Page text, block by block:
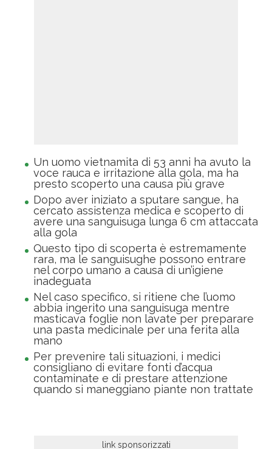
Un uomo vietnamita di 53 anni ha avuto la
voce rauca e irritazione alla gola, ma ha
presto scoperto una causa più grave
Dopo aver iniziato a sputare sangue, ha
cercato assistenza medica e scoperto di
avere una sanguisuga lunga 6 cm attaccata
alla gola
Questo tipo di scoperta è estremamente
rara, ma le sanguisughe possono entrare
nel corpo umano a causa di un’igiene
inadeguata
Nel caso specifico, si ritiene che l’uomo
abbia ingerito una sanguisuga mentre
masticava foglie non lavate per preparare
una pasta medicinale per una ferita alla
mano
Per prevenire tali situazioni, i medici
consigliano di evitare fonti d’acqua
contaminate e di prestare attenzione
quando si maneggiano piante non trattate